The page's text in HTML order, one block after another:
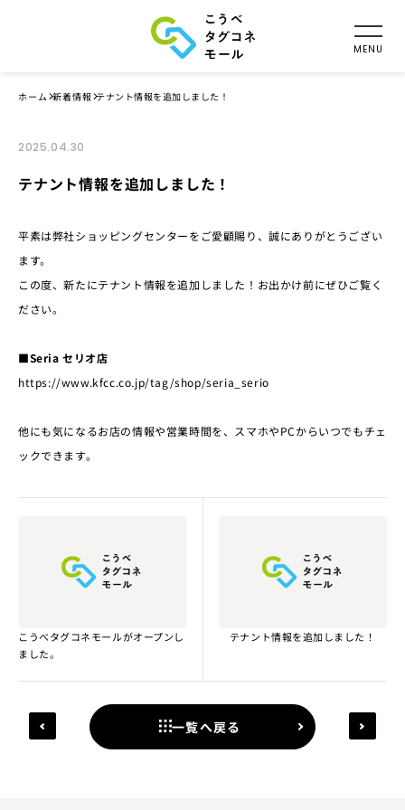
ホーム 新着情報 テナント情報を追加しました！
2025.04.30
テナント情報を追加しました！
平素は弊社ショッピングセンターをご愛顧賜り、誠にありがとうござい
ます。
この度、新たにテナント情報を追加しました！お出かけ前にぜひご覧く
ださい。
■Seria セリオ店
https://www.kfcc.co.jp/tag/shop/seria_serio
他にも気になるお店の情報や営業時間を、スマホやPCからいつでもチェ
ックできます。
こうべタグコネモールがオープンし
ました。
テナント情報を追加しました！
一覧へ戻る